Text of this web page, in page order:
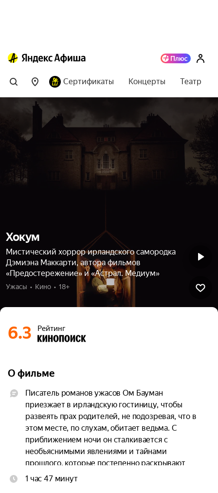
Сертификаты Концерты Театр
Хокум
Мистический хоррор ирландского самородка
Дэмиэна Маккарти, автора фильмов
«Предостережение» и «Астрал. Медиум»
Ужасы  •  Кино  •  18+
6.3 Рейтинг
О фильме
Писатель романов ужасов Ом Бауман
приезжает в ирландскую гостиницу, чтобы
развеять прах родителей, не подозревая, что в
этом месте, по слухам, обитает ведьма. С
приближением ночи он сталкивается с
необъяснимыми явлениями и тайнами
прошлого, которые постепенно раскрывают
зловещую природу этого уединённого уголка.
1 час 47 минут